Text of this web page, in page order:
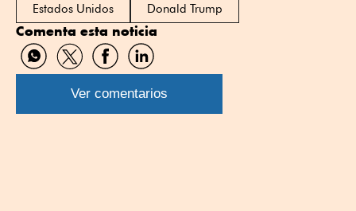
Estados Unidos Donald Trump
Comenta esta noticia
Compartir
por
WhatsApp
Compartir
por
Twitter
Compartir
por
Facebook
Compartir
por
Linkedin
Ver comentarios